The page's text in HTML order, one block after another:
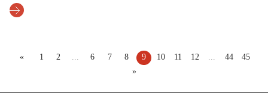
« 1 2 ... 6 7 8 9 10 11 12 ... 44
45
»